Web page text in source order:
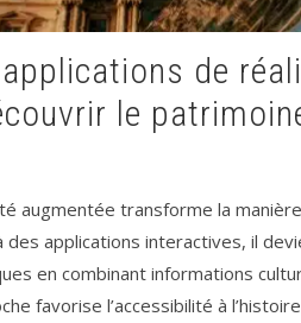
le
augmentée transforme la
des applications interactives, il
en combinant informations
favorise l’accessibilité à